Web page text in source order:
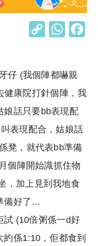
C
y
Li
n
k
W
s
A
p
p
仔 (我個陣都嚇親
健康院打針個陣，我
娘話只要bb表現配
表現配合，姑娘話
凳，就代表bb準備
個陣開始識抓住物
，加上見到我地食
備好了…
試 (10倍粥係一d好
係1:10，佢都食到